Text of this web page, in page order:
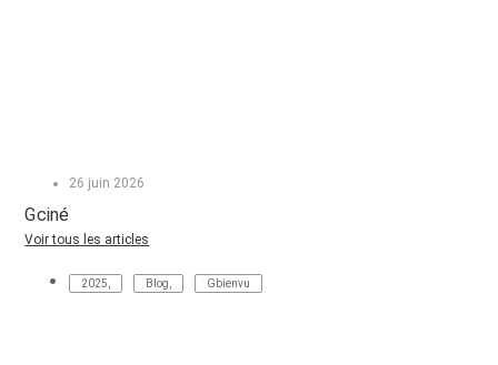
26 juin 2026
Gciné
Voir tous les articles
2025 Blog Gbienvu